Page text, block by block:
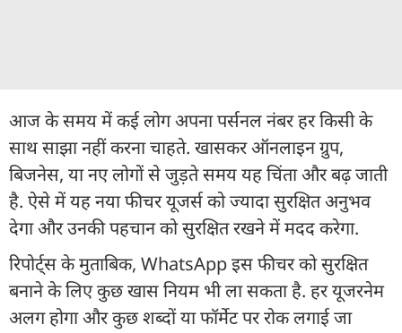
आज के समय में कई लोग अपना पर्सनल नंबर हर किसी के
साथ साझा नहीं करना चाहते. खासकर ऑनलाइन ग्रुप,
बिजनेस, या नए लोगों से जुड़ते समय यह चिंता और बढ़ जाती
है. ऐसे में यह नया फीचर यूजर्स को ज्यादा सुरक्षित अनुभव
देगा और उनकी पहचान को सुरक्षित रखने में मदद करेगा.
रिपोर्ट्स के मुताबिक, WhatsApp इस फीचर को सुरक्षित
बनाने के लिए कुछ खास नियम भी ला सकता है. हर यूजरनेम
अलग होगा और कुछ शब्दों या फॉर्मेट पर रोक लगाई जा